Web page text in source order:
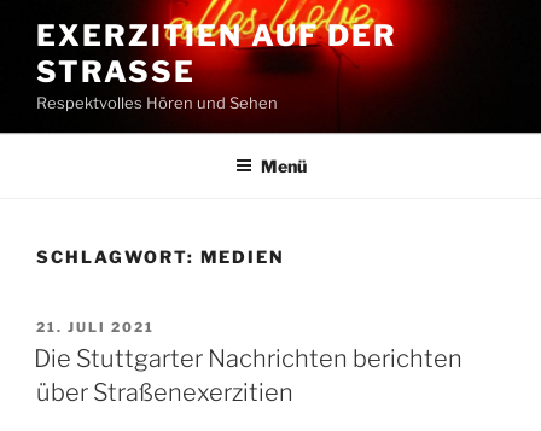
Inhalt
springen
EXERZITIEN AUF DER
STRASSE
Respektvolles Hören und Sehen
Menü
SCHLAGWORT: MEDIEN
VERÖFFENTLICHT
AM
21. JULI 2021
Die Stuttgarter Nachrichten berichten
über Straßenexerzitien